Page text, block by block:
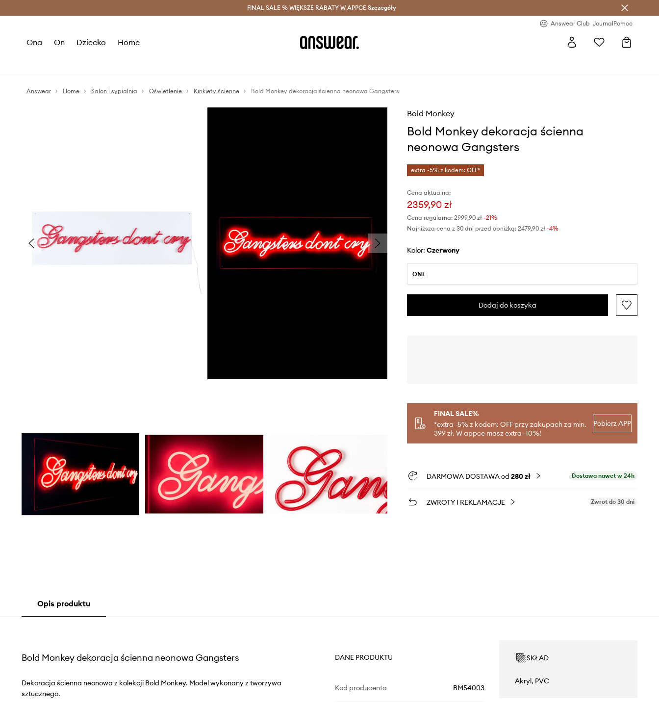
Oszczędzaj z Answear Club > Dostawa nawet w 24h >
FINAL SALE % WIĘKSZE RABATY W APPCE Szczegóły
Answear Club JournalPomoc
Ona On Dziecko Home
Answear Home Salon i sypialnia Oświetlenie Kinkiety ścienne Bold Monkey dekoracja ścienna neonowa Gangsters
Bold Monkey
Bold Monkey dekoracja ścienna
neonowa Gangsters
extra -5% z kodem: OFF*
Cena aktualna:
2359,90 zł
Cena regularna: 2999,90 zł-21%
Najniższa cena z 30 dni przed obniżką: 2479,90 zł -4%
Kolor: czerwony
ONE
Dodaj do koszyka
FINAL SALE%
*extra -5% z kodem: OFF przy zakupach za min.
399 zł. W appce masz extra -10%!
Pobierz APP
DARMOWA DOSTAWA od 280 zł Dostawa nawet w 24h
ZWROTY I REKLAMACJE Zwrot do 30 dni
Opis produktu
Bold Monkey dekoracja ścienna neonowa Gangsters
Dekoracja ścienna neonowa z kolekcji Bold Monkey. Model wykonany z tworzywa
sztucznego.
DANE PRODUKTU
Kod producenta BM54003
SKŁAD
Akryl, PVC